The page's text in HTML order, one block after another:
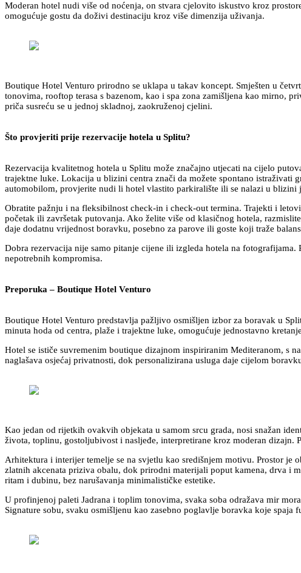
Moderan hotel nudi više od noćenja, on stvara cjelovito iskustvo kroz
omogućuje gostu da doživi destinaciju kroz više dimenzija uživanja.
Boutique Hotel Venturo prirodno se uklapa u takav koncept. Smješten u
tonovima, rooftop terasa s bazenom, kao i spa zona zamišljena kao mirno,
priča susreću se u jednoj skladnoj, zaokruženoj cjelini.
Što provjeriti prije rezervacije hotela u Splitu?
Rezervacija kvalitetnog hotela u Splitu može značajno utjecati na cijelo
trajektne luke. Lokacija u blizini centra znači da možete spontano istraživati
automobilom, provjerite nudi li hotel vlastito parkiralište ili se nalazi u blizini
Obratite pažnju i na fleksibilnost check-in i check-out termina. Trajekti i
početak ili završetak putovanja. Ako želite više od klasičnog hotela,
daje dodatnu vrijednost boravku, posebno za parove ili goste koji traže
Dobra rezervacija nije samo pitanje cijene ili izgleda hotela na
nepotrebnih kompromisa.
Preporuka – Boutique Hotel Venturo
Boutique Hotel Venturo predstavlja pažljivo osmišljen izbor za boravak u
minuta hoda od centra, plaže i trajektne luke, omogućuje jednostavno
Hotel se ističe suvremenim boutique dizajnom inspiriranim Mediteranom, s
naglašava osjećaj privatnosti, dok personalizirana usluga daje cijelom
Kao jedan od rijetkih ovakvih objekata u samom srcu grada, nosi snažan
života, toplinu, gostoljubivost i nasljeđe, interpretirane kroz moderan dizajn.
Arhitektura i interijer temelje se na svjetlu kao središnjem motivu. Prostor
zlatnih akcenata priziva obalu, dok prirodni materijali poput kamena, drva i
ritam i dubinu, bez narušavanja minimalističke estetike.
U profinjenoj paleti Jadrana i toplim tonovima, svaka soba odražava mir
Signature sobu, svaku osmišljenu kao zasebno poglavlje boravka koje spaja